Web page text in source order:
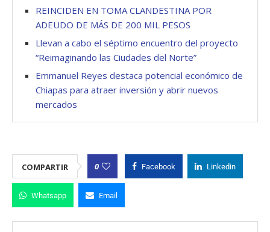
REINCIDEN EN TOMA CLANDESTINA POR
ADEUDO DE MÁS DE 200 MIL PESOS
Llevan a cabo el séptimo encuentro del proyecto
“Reimaginando las Ciudades del Norte”
Emmanuel Reyes destaca potencial económico de
Chiapas para atraer inversión y abrir nuevos
mercados
COMPARTIR 0 Facebook Linkedin
Whatsapp Email